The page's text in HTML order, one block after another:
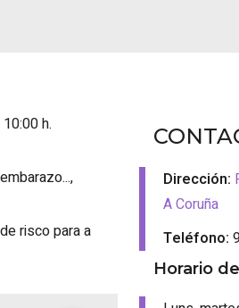
h.
risco para a
Dirección:
A Coruña
Teléfono:
Horario